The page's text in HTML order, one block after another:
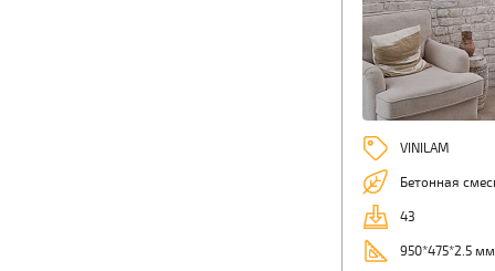
VINILAM
Бетонная
43
950*475*2.5 мм